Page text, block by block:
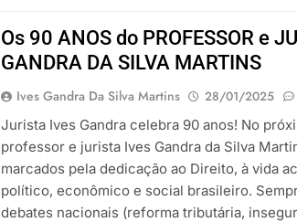
Os 90 ANOS do PROFESSOR e
GANDRA DA SILVA MARTINS
Ives Gandra Da Silva Martins 28/01/2025
Jurista Ives Gandra celebra 90 anos! No
professor e jurista Ives Gandra da Silva
marcados pela dedicação ao Direito, à vida
político, econômico e social brasileiro.
debates nacionais (reforma tributária,